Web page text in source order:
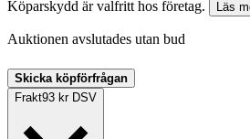
Köparskydd är valfritt hos företag.
Läs
Auktionen avslutades utan bud
Skicka köpförfrågan
Frakt93 kr DSV